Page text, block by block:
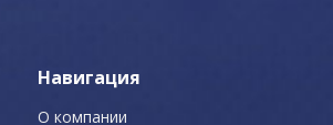
Навигация
О компании